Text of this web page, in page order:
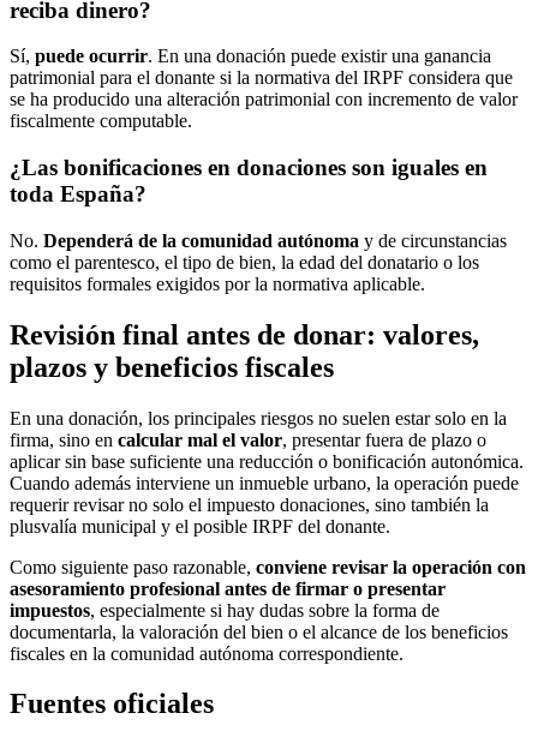
reciba dinero?
Sí, puede ocurrir. En una donación puede existir una ganancia
patrimonial para el donante si la normativa del IRPF considera que
se ha producido una alteración patrimonial con incremento de valor
fiscalmente computable.
¿Las bonificaciones en donaciones son iguales en
toda España?
No. Dependerá de la comunidad autónoma y de circunstancias
como el parentesco, el tipo de bien, la edad del donatario o los
requisitos formales exigidos por la normativa aplicable.
Revisión final antes de donar: valores,
plazos y beneficios fiscales
En una donación, los principales riesgos no suelen estar solo en la
firma, sino en calcular mal el valor, presentar fuera de plazo o
aplicar sin base suficiente una reducción o bonificación autonómica.
Cuando además interviene un inmueble urbano, la operación puede
requerir revisar no solo el impuesto donaciones, sino también la
plusvalía municipal y el posible IRPF del donante.
Como siguiente paso razonable, conviene revisar la operación con
asesoramiento profesional antes de firmar o presentar
impuestos, especialmente si hay dudas sobre la forma de
documentarla, la valoración del bien o el alcance de los beneficios
fiscales en la comunidad autónoma correspondiente.
Fuentes oficiales